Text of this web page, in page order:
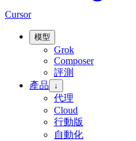
Cursor
模型
Grok
Composer
評測
產品
↓
代理
Cloud
行動版
自動化